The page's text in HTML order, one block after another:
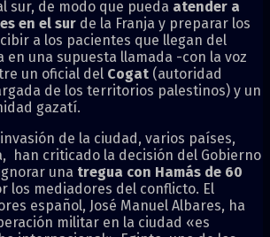
sur, de modo que pueda atender a
en el sur de la Franja y preparar los
a los pacientes que llegan del
en una supuesta llamada -con la voz
un oficial del Cogat (autoridad
de los territorios palestinos) y un
gazatí.
de la ciudad, varios países,
han criticado la decisión del Gobierno
una tregua con Hamás de 60
los mediadores del conflicto. El
español, José Manuel Albares, ha
militar en la ciudad «es